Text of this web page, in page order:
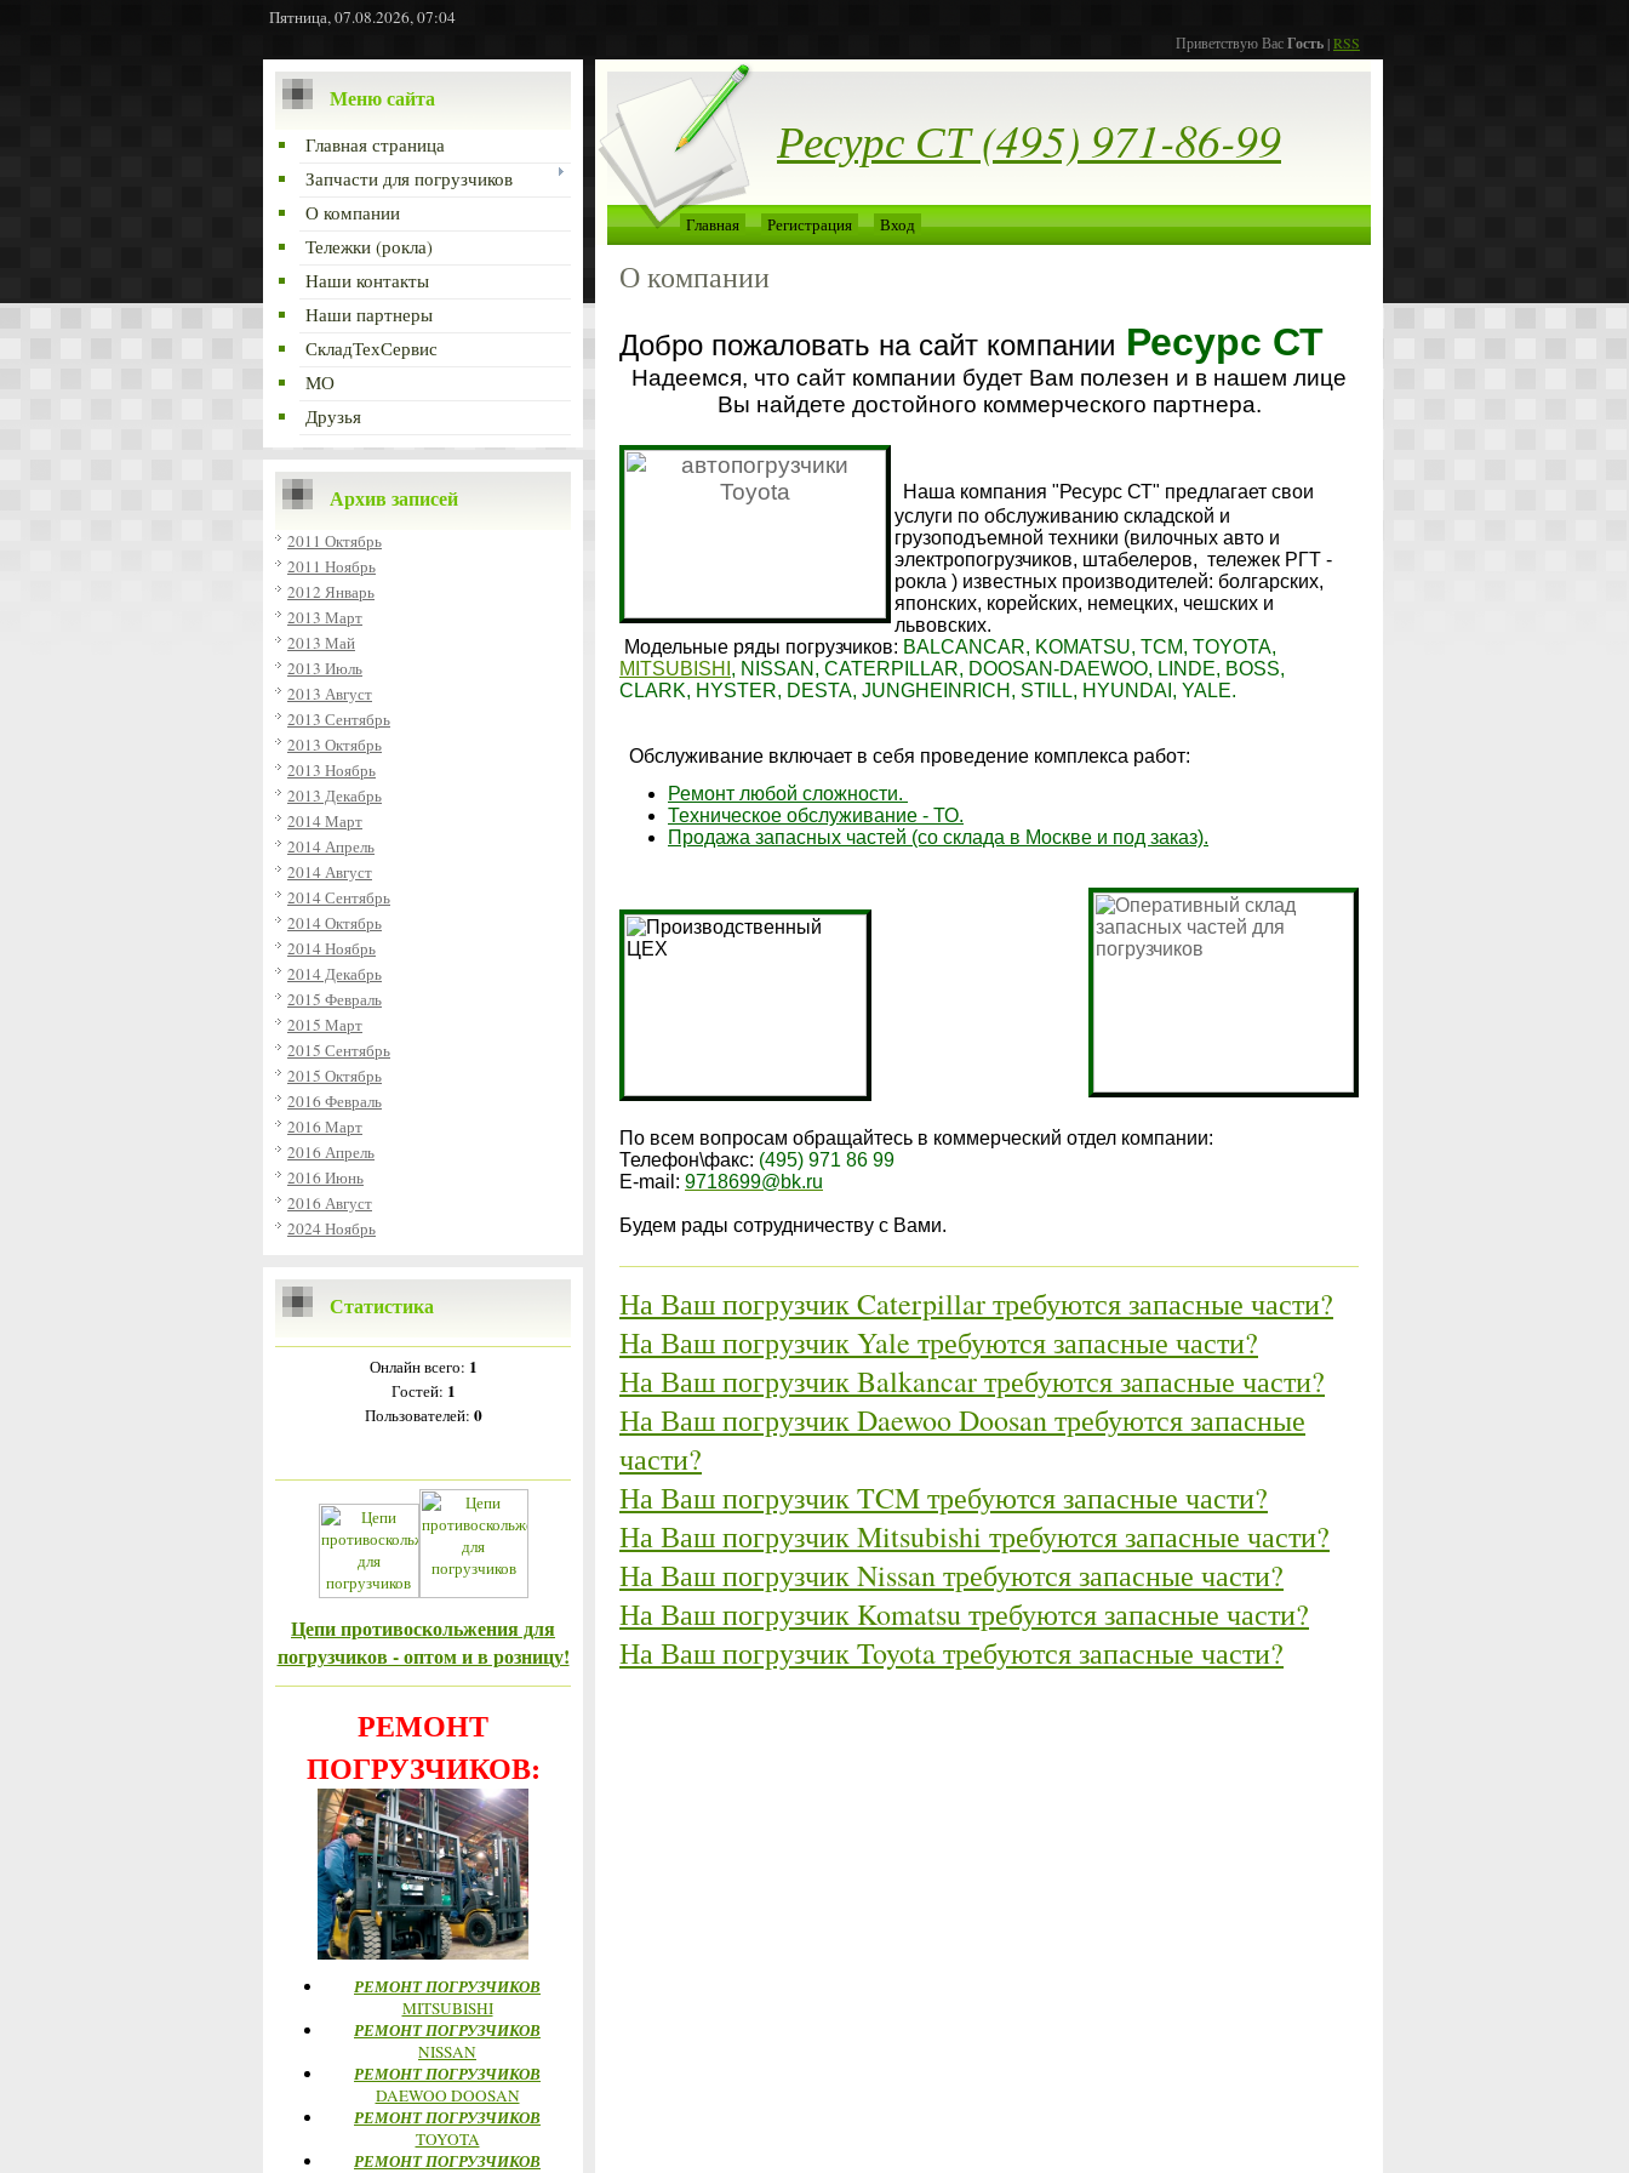
Пятница, 07.08.2026, 07:04
Приветствую ВасГость|RSS
Меню сайта
Главная страница
Запчасти для погрузчиков
О компании
Тележки (рокла)
Наши контакты
Наши партнеры
СкладТехСервис
МО
Друзья
Архив записей
2011 Октябрь
2011 Ноябрь
2012 Январь
2013 Март
2013 Май
2013 Июль
2013 Август
2013 Сентябрь
2013 Октябрь
2013 Ноябрь
2013 Декабрь
2014 Март
2014 Апрель
2014 Август
2014 Сентябрь
2014 Октябрь
2014 Ноябрь
2014 Декабрь
2015 Февраль
2015 Март
2015 Сентябрь
2015 Октябрь
2016 Февраль
2016 Март
2016 Апрель
2016 Июнь
2016 Август
2024 Ноябрь
Статистика
Онлайн всего: 1
Гостей: 1
Пользователей: 0
Цепи противоскольжения для
погрузчиков - оптом и в розницу!
РЕМОНТ
ПОГРУЗЧИКОВ:
РЕМОНТ ПОГРУЗЧИКОВ
MITSUBISHI
РЕМОНТ ПОГРУЗЧИКОВ
NISSAN
РЕМОНТ ПОГРУЗЧИКОВ
DAEWOO DOOSAN
РЕМОНТ ПОГРУЗЧИКОВ
TOYOTA
РЕМОНТ ПОГРУЗЧИКОВ
Ресурс СТ (495) 971-86-99
Главная Регистрация Вход
О компании
Добро пожаловать на сайт компании Ресурс СТ
Надеемся, что сайт компании будет Вам полезен и в нашем лице
Вы найдете достойного коммерческого партнера.
Наша компания "Ресурс СТ" предлагает свои
услуги по обслуживанию складской и
грузоподъемной техники (вилочных авто и
электропогрузчиков, штабелеров, тележек РГТ -
рокла ) известных производителей: болгарских,
японских, корейских, немецких, чешских и
львовских.
Модельные ряды погрузчиков: BALCANCAR, KOMATSU, TCM, TOYOTA,
MITSUBISHI , NISSAN, CATERPILLAR, DOOSAN-DAEWOO, LINDE, BOSS,
CLARK, HYSTER, DESTA, JUNGHEINRICH, STILL, HYUNDAI, YALE.
Обслуживание включает в себя проведение комплекса работ:
Ремонт любой сложности.
Техническое обслуживание - ТО.
Продажа запасных частей (со склада в Москве и под заказ).
По всем вопросам обращайтесь в коммерческий отдел компании:
Телефон\факс: (495) 971 86 99
E-mail: 9718699@bk.ru
Будем рады сотрудничеству с Вами.
На Ваш погрузчик Caterpillar требуются запасные части?
На Ваш погрузчик Yale требуются запасные части?
На Ваш погрузчик Balkancar требуются запасные части?
На Ваш погрузчик Daewoo Doosan требуются запасные
части?
На Ваш погрузчик TCM требуются запасные части?
На Ваш погрузчик Mitsubishi требуются запасные части?
На Ваш погрузчик Nissan требуются запасные части?
На Ваш погрузчик Komatsu требуются запасные части?
На Ваш погрузчик Toyota требуются запасные части?